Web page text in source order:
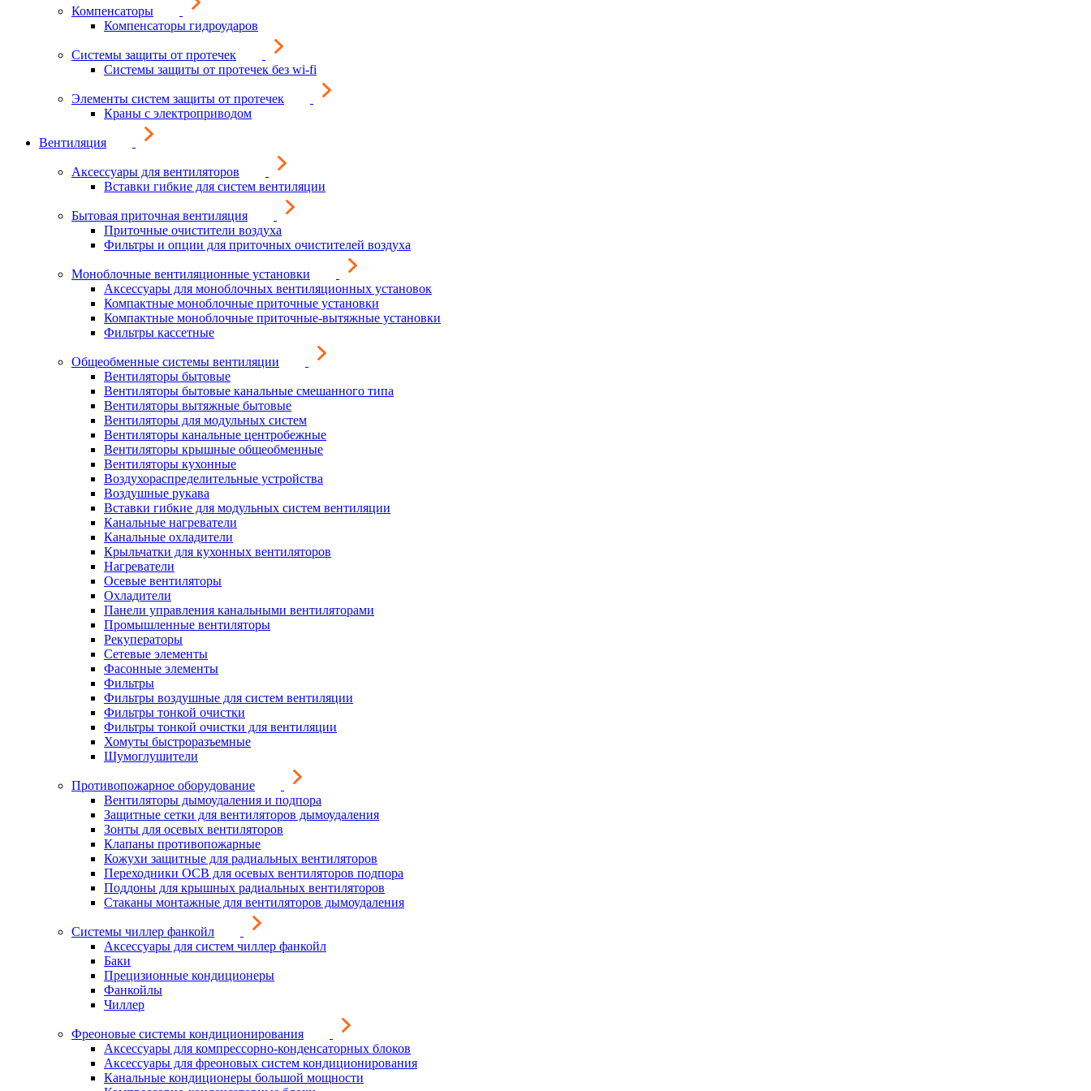
Компенсаторы
Компенсаторы гидроударов
Системы защиты от протечек
Системы защиты от протечек без wi-fi
Элементы систем защиты от протечек
Краны с электроприводом
Вентиляция
Аксессуары для вентиляторов
Вставки гибкие для систем вентиляции
Бытовая приточная вентиляция
Приточные очистители воздуха
Фильтры и опции для приточных очистителей воздуха
Моноблочные вентиляционные установки
Аксессуары для моноблочных вентиляционных установок
Компактные моноблочные приточные установки
Компактные моноблочные приточные-вытяжные установки
Фильтры кассетные
Общеобменные системы вентиляции
Вентиляторы бытовые
Вентиляторы бытовые канальные смешанного типа
Вентиляторы вытяжные бытовые
Вентиляторы для модульных систем
Вентиляторы канальные центробежные
Вентиляторы крышные общеобменные
Вентиляторы кухонные
Воздухораспределительные устройства
Воздушные рукава
Вставки гибкие для модульных систем вентиляции
Канальные нагреватели
Канальные охладители
Крыльчатки для кухонных вентиляторов
Нагреватели
Осевые вентиляторы
Охладители
Панели управления канальными вентиляторами
Промышленные вентиляторы
Рекуператоры
Сетевые элементы
Фасонные элементы
Фильтры
Фильтры воздушные для систем вентиляции
Фильтры тонкой очистки
Фильтры тонкой очистки для вентиляции
Хомуты быстроразъемные
Шумоглушители
Противопожарное оборудование
Вентиляторы дымоудаления и подпора
Защитные сетки для вентиляторов дымоудаления
Зонты для осевых вентиляторов
Клапаны противопожарные
Кожухи защитные для радиальных вентиляторов
Переходники ОСВ для осевых вентиляторов подпора
Поддоны для крышных радиальных вентиляторов
Стаканы монтажные для вентиляторов дымоудаления
Системы чиллер фанкойл
Аксессуары для систем чиллер фанкойл
Баки
Прецизионные кондиционеры
Фанкойлы
Чиллер
Фреоновые системы кондиционирования
Аксессуары для компрессорно-конденсаторных блоков
Аксессуары для фреоновых систем кондиционирования
Канальные кондиционеры большой мощности